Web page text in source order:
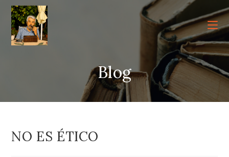
contenido
Blog
NO ES ÉTICO